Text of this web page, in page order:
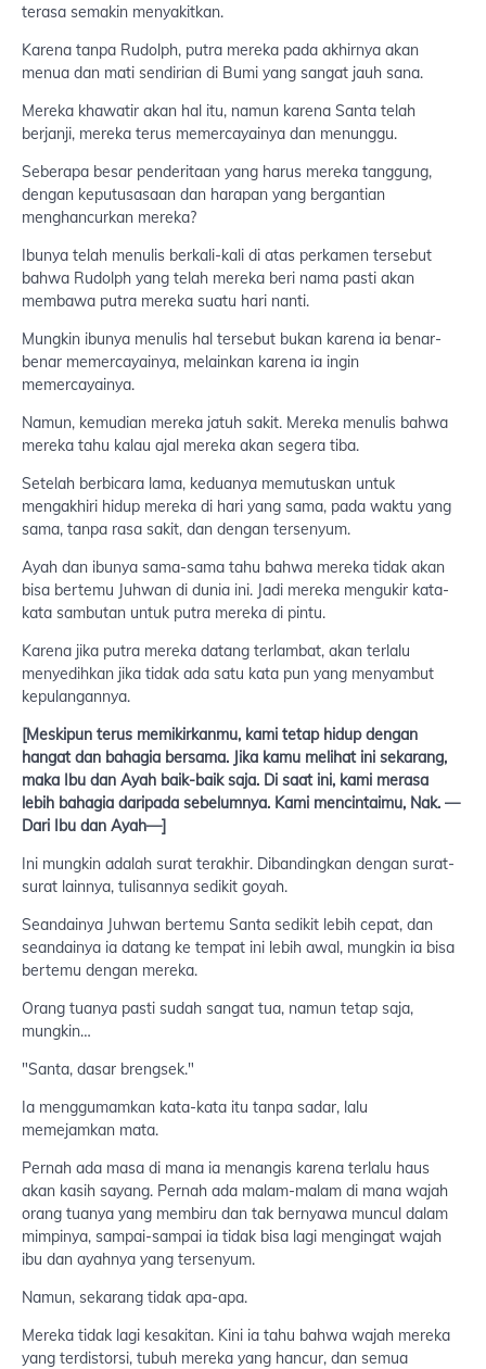
terasa semakin menyakitkan.
Karena tanpa Rudolph, putra mereka pada akhirnya akan
menua dan mati sendirian di Bumi yang sangat jauh sana.
Mereka khawatir akan hal itu, namun karena Santa telah
berjanji, mereka terus memercayainya dan menunggu.
Seberapa besar penderitaan yang harus mereka tanggung,
dengan keputusasaan dan harapan yang bergantian
menghancurkan mereka?
Ibunya telah menulis berkali-kali di atas perkamen tersebut
bahwa Rudolph yang telah mereka beri nama pasti akan
membawa putra mereka suatu hari nanti.
Mungkin ibunya menulis hal tersebut bukan karena ia benar-
benar memercayainya, melainkan karena ia ingin
memercayainya.
Namun, kemudian mereka jatuh sakit. Mereka menulis bahwa
mereka tahu kalau ajal mereka akan segera tiba.
Setelah berbicara lama, keduanya memutuskan untuk
mengakhiri hidup mereka di hari yang sama, pada waktu yang
sama, tanpa rasa sakit, dan dengan tersenyum.
Ayah dan ibunya sama-sama tahu bahwa mereka tidak akan
bisa bertemu Juhwan di dunia ini. Jadi mereka mengukir kata-
kata sambutan untuk putra mereka di pintu.
Karena jika putra mereka datang terlambat, akan terlalu
menyedihkan jika tidak ada satu kata pun yang menyambut
kepulangannya.
[Meskipun terus memikirkanmu, kami tetap hidup dengan
hangat dan bahagia bersama. Jika kamu melihat ini sekarang,
maka Ibu dan Ayah baik-baik saja. Di saat ini, kami merasa
lebih bahagia daripada sebelumnya. Kami mencintaimu, Nak. —
Dari Ibu dan Ayah—]
Ini mungkin adalah surat terakhir. Dibandingkan dengan surat-
surat lainnya, tulisannya sedikit goyah.
Seandainya Juhwan bertemu Santa sedikit lebih cepat, dan
seandainya ia datang ke tempat ini lebih awal, mungkin ia bisa
bertemu dengan mereka.
Orang tuanya pasti sudah sangat tua, namun tetap saja,
mungkin…
"Santa, dasar brengsek."
Ia menggumamkan kata-kata itu tanpa sadar, lalu
memejamkan mata.
Pernah ada masa di mana ia menangis karena terlalu haus
akan kasih sayang. Pernah ada malam-malam di mana wajah
orang tuanya yang membiru dan tak bernyawa muncul dalam
mimpinya, sampai-sampai ia tidak bisa lagi mengingat wajah
ibu dan ayahnya yang tersenyum.
Namun, sekarang tidak apa-apa.
Mereka tidak lagi kesakitan. Kini ia tahu bahwa wajah mereka
yang terdistorsi, tubuh mereka yang hancur, dan semua